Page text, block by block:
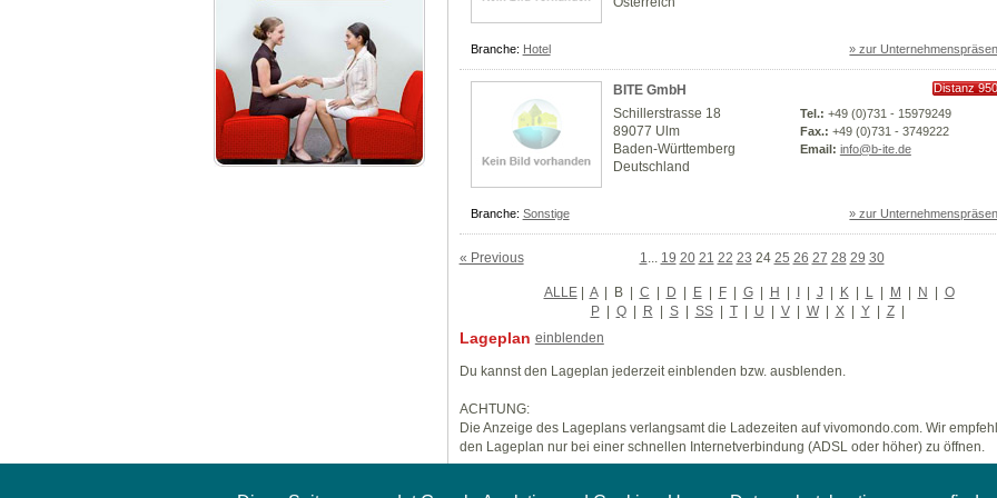
Branche: Hotel » zur
BITE GmbH
Distanz
Schillerstrasse 18
89077 Ulm
Baden-Württemberg
Deutschland
Tel.: +49 (0)731 - 15979249
Fax.: +49 (0)731 - 3749222
Email: info@b-ite.de
Branche: Sonstige » zur
« Previous 1 19 20 21 22 23 24 25 26 27 28 29 30
ALLE| A | B| C | D | E | F | G | H | I | J | K | L | M | N | O
P | Q | R | S | SS | T | U | V | W | X | Y | Z |
Lageplan einblenden
Du kannst den Lageplan jederzeit einblenden bzw. ausblenden.
ACHTUNG:
Die Anzeige des Lageplans verlangsamt die Ladezeiten auf vivomondo.com. Wir
den Lageplan nur bei einer schnellen Internetverbindung (ADSL oder höher) zu öffnen.